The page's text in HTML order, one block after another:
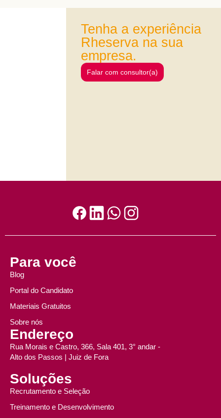
Tenha a experiência
Rheserva na sua
empresa.
Falar com consultor(a)
Para você
Blog
Portal do Candidato
Materiais Gratuitos
Sobre nós
Endereço
Rua Morais e Castro, 366, Sala 401, 3° andar -
Alto dos Passos | Juiz de Fora
Soluções
Recrutamento e Seleção
Treinamento e Desenvolvimento